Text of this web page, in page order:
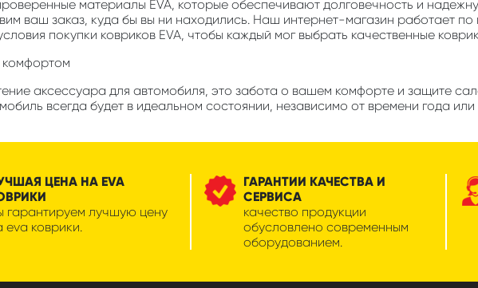
материалы EVA, которые обеспечивают долговечность и
ваш заказ, куда бы вы ни находились. Наш интернет-магазин работает по
покупки ковриков EVA, чтобы каждый мог выбрать качественные
комфортом
аксессуара для автомобиля, это забота о вашем комфорте и защите
всегда будет в идеальном состоянии, независимо от времени года или
ЦЕНА НА EVA
гарантируем лучшую цену
eva коврики.
ГАРАНТИИ КАЧЕСТВА И
СЕРВИСА
качество продукции
обусловлено современным
оборудованием.